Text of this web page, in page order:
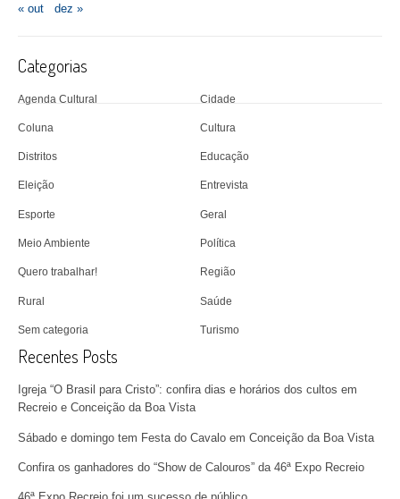
« out dez »
Categorias
Agenda Cultural Cidade
Coluna Cultura
Distritos Educação
Eleição Entrevista
Esporte Geral
Meio Ambiente Política
Quero trabalhar! Região
Rural Saúde
Sem categoria Turismo
Recentes Posts
Igreja “O Brasil para Cristo”: confira dias e horários dos cultos em
Recreio e Conceição da Boa Vista
Sábado e domingo tem Festa do Cavalo em Conceição da Boa Vista
Confira os ganhadores do “Show de Calouros” da 46ª Expo Recreio